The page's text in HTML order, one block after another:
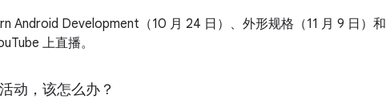
Android Development（10 月 24 日）、外形规格（11 月 9 日）和
上直播。
动，该怎么办？